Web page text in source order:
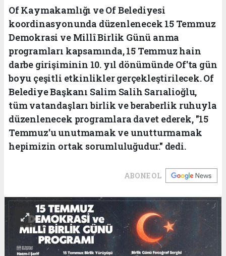
Of Kaymakamlığı ve Of Belediyesi
koordinasyonunda düzenlenecek 15 Temmuz
Demokrasi ve Millî Birlik Günü anma
programları kapsamında, 15 Temmuz hain
darbe girişiminin 10. yıl dönümünde Of'ta gün
boyu çeşitli etkinlikler gerçekleştirilecek. Of
Belediye Başkanı Salim Salih Sarıalioğlu,
tüm vatandaşları birlik ve beraberlik ruhuyla
düzenlenecek programlara davet ederek, "15
Temmuz'u unutmamak ve unutturmamak
hepimizin ortak sorumluluğudur." dedi.
ABONE OL